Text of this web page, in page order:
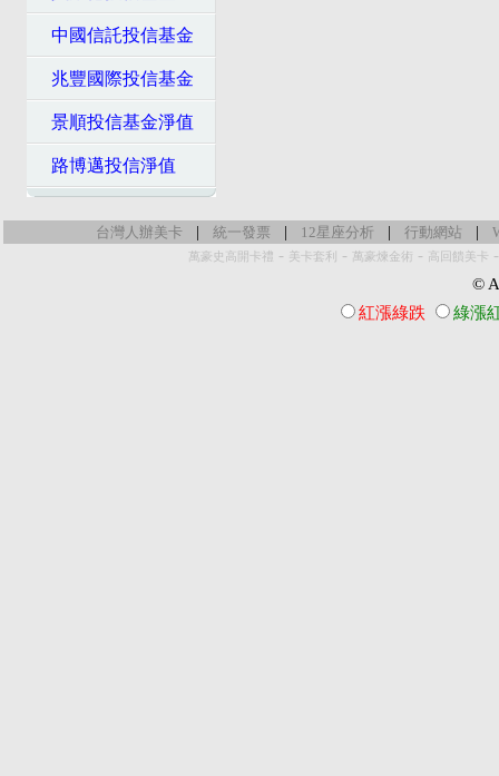
中國信託投信基金
兆豐國際投信基金
景順投信基金淨值
路博邁投信淨值
台灣人辦美卡 | 統一發票 | 12星座分析 | 行動網站 |
萬豪史高開卡禮 - 美卡套利 - 萬豪煉金術 - 高回饋美卡
©
紅漲綠跌
綠漲